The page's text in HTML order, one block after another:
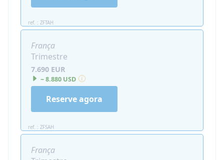
ref. : ZFTAH
França
Trimestre
7.690 EUR
~ 8.880 USD
ref. : ZFSAH
Reserve agora
França